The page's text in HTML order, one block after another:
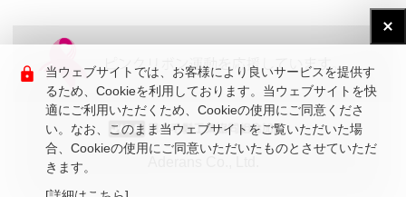
当ウェブサイトでは、お客様により良いサービスを提供す
るため、Cookieを利用しております。当ウェブサイトを快
適にご利用いただくため、Cookieの使用にご同意くださ
い。なお、このまま当ウェブサイトをご覧いただいた場
合、Cookieの使用にご同意いただいたものとさせていただ
きます。